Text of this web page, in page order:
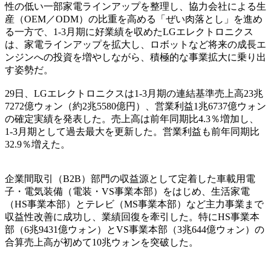
性の低い一部家電ラインアップを整理し、協力会社による生
産（OEM／ODM）の比重を高める「ぜい肉落とし」を進め
る一方で、1-3月期に好業績を収めたLGエレクトロニクス
は、家電ラインアップを拡大し、ロボットなど将来の成長エ
ンジンへの投資を増やしながら、積極的な事業拡大に乗り出
す姿勢だ。
29日、LGエレクトロニクスは1-3月期の連結基準売上高23兆
7272億ウォン（約2兆5580億円）、営業利益1兆6737億ウォン
の確定実績を発表した。売上高は前年同期比4.3％増加し、
1-3月期として過去最大を更新した。営業利益も前年同期比
32.9％増えた。
企業間取引（B2B）部門の収益源として定着した車載用電
子・電気装備（電装・VS事業本部）をはじめ、生活家電
（HS事業本部）とテレビ（MS事業本部）など主力事業まで
収益性改善に成功し、業績回復を牽引した。特にHS事業本
部（6兆9431億ウォン）とVS事業本部（3兆644億ウォン）の
合算売上高が初めて10兆ウォンを突破した。